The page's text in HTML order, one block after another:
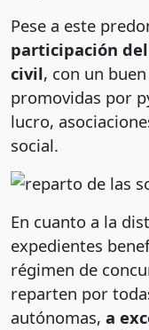
Pese a este
participación
civil, con un
promovidas por
lucro,
social.
En cuanto a la
expedientes
régimen de
reparten por
autónomas, a